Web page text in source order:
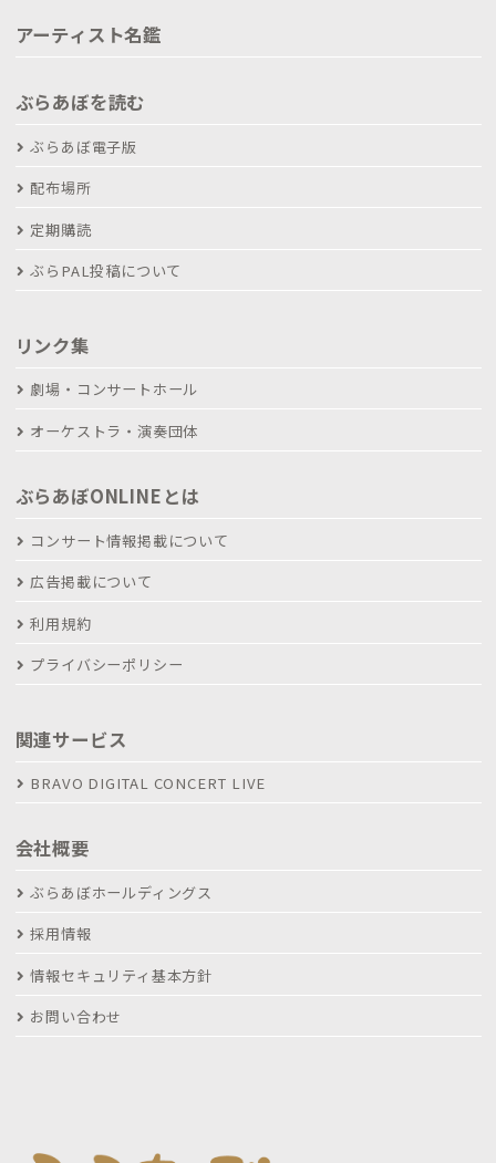
アーティスト名鑑
ぶらあぼを読む
ぶらあぼ電子版
配布場所
定期購読
ぶらPAL投稿について
リンク集
劇場・コンサートホール
オーケストラ・演奏団体
ぶらあぼONLINEとは
コンサート情報掲載について
広告掲載について
利用規約
プライバシーポリシー
関連サービス
BRAVO DIGITAL CONCERT LIVE
会社概要
ぶらあぼホールディングス
採用情報
情報セキュリティ基本方針
お問い合わせ